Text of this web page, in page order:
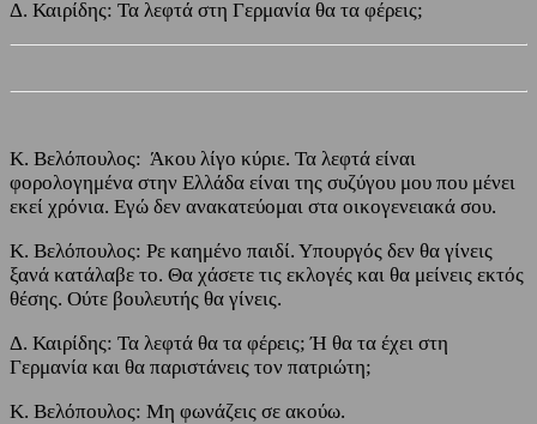
Δ. Καιρίδης: Τα λεφτά στη Γερμανία θα τα φέρεις;
Κ. Βελόπουλος: Άκου λίγο κύριε. Τα λεφτά είναι
φορολογημένα στην Ελλάδα είναι της συζύγου μου που μένει
εκεί χρόνια. Εγώ δεν ανακατεύομαι στα οικογενειακά σου.
Κ. Βελόπουλος: Ρε καημένο παιδί. Υπουργός δεν θα γίνεις
ξανά κατάλαβε το. Θα χάσετε τις εκλογές και θα μείνεις εκτός
θέσης. Ούτε βουλευτής θα γίνεις.
Δ. Καιρίδης: Τα λεφτά θα τα φέρεις; Ή θα τα έχει στη
Γερμανία και θα παριστάνεις τον πατριώτη;
Κ. Βελόπουλος: Μη φωνάζεις σε ακούω.